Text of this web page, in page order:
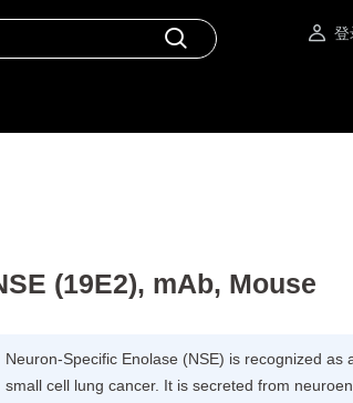
登
(19E2), mAb, Mouse
Neuron-Specific Enolase (NSE) is recognized as
small cell lung cancer. It is secreted from